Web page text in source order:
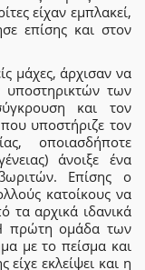
είχαν εμπλακεί,
επίσης και στον
μάχες, άρχισαν να
των
και τον
υποστήριζε τον
οποιασδήποτε
άνοιξε ένα
Επίσης ο
κατοίκους να
τα αρχικά ιδανικά
πρώτη ομάδα των
με το πείσμα και
εκλείψει και η